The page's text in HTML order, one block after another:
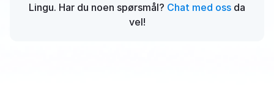
Lingu. Har du noen spørsmål? Chat med oss da
vel!